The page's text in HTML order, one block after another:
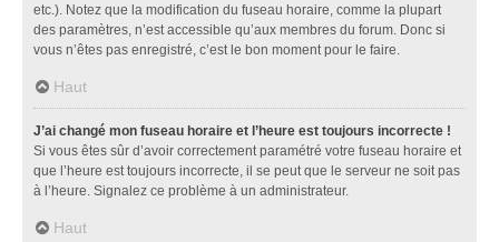
etc.). Notez que la modification du fuseau horaire, comme la plupart
des paramètres, n’est accessible qu’aux membres du forum. Donc si
vous n’êtes pas enregistré, c’est le bon moment pour le faire.
Haut
J’ai changé mon fuseau horaire et l’heure est toujours incorrecte !
Si vous êtes sûr d’avoir correctement paramétré votre fuseau horaire et
que l’heure est toujours incorrecte, il se peut que le serveur ne soit pas
à l’heure. Signalez ce problème à un administrateur.
Haut